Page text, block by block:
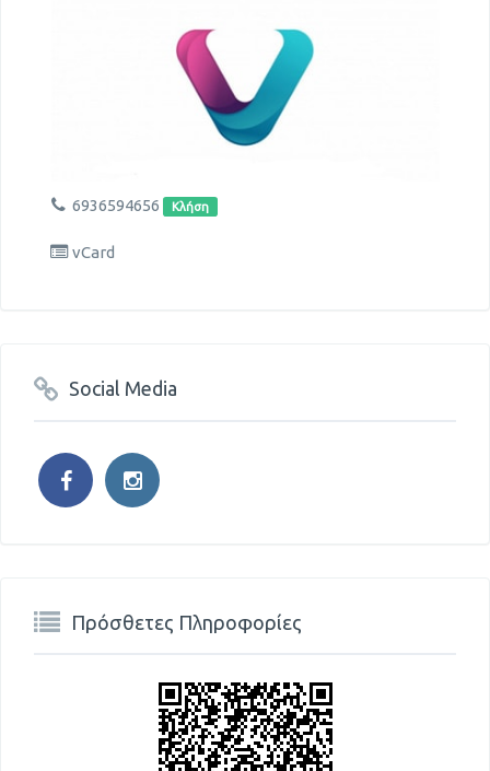
6936594656 Κλήση
vCard
Social Media
Πρόσθετες Πληροφορίες